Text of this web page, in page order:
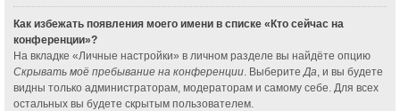
Как избежать появления моего имени в списке «Кто сейчас на
конференции»?
На вкладке «Личные настройки» в личном разделе вы найдёте опцию
Скрывать моё пребывание на конференции . Выберите Да , и вы будете
видны только администраторам, модераторам и самому себе. Для всех
остальных вы будете скрытым пользователем.